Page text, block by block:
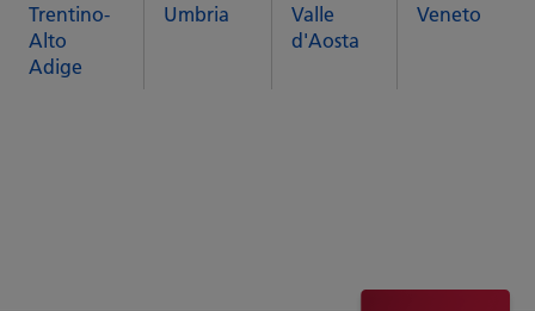
Trentino-
Alto
Adige
Umbria
Valle
d'Aosta
Veneto